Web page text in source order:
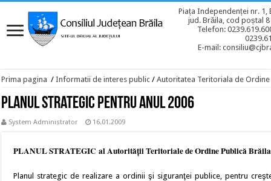
Piața Independenței nr. 1,
jud. Brăila, cod poștal
Telefon:
E-mail:
Prima pagina / Informatii de interes public / Autoritatea Teritoriala de Ordine
Planul Strategic pentru anul 2006
System Administrator 16.01.2009
PLANUL STRATEGIC al Autorităţii Teritoriale de Ordine Publică Brăila
Planul strategic de realizare a ordinii şi siguranţei publice, pentru